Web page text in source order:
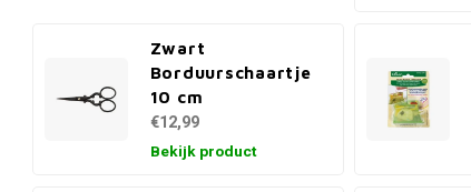
Zwart
Borduurschaartje
10 cm
€12,99
Bekijk product